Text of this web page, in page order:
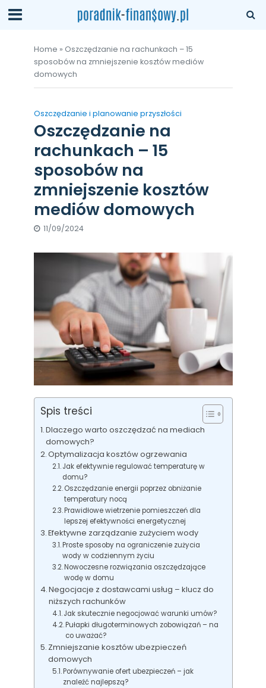
Home » Oszczędzanie na rachunkach – 15
sposobów na zmniejszenie kosztów mediów
domowych
Oszczędzanie i planowanie przyszłości
Oszczędzanie na
rachunkach – 15
sposobów na
zmniejszenie kosztów
mediów domowych
11/09/2024
Spis treści
Dlaczego warto oszczędzać na mediach
domowych?
Optymalizacja kosztów ogrzewania
Jak efektywnie regulować temperaturę w
domu?
Oszczędzanie energii poprzez obniżanie
temperatury nocą
Prawidłowe wietrzenie pomieszczeń dla
lepszej efektywności energetycznej
Efektywne zarządzanie zużyciem wody
Proste sposoby na ograniczenie zużycia
wody w codziennym życiu
Nowoczesne rozwiązania oszczędzające
wodę w domu
Negocjacje z dostawcami usług – klucz do
niższych rachunków
Jak skutecznie negocjować warunki umów?
Pułapki długoterminowych zobowiązań – na
co uważać?
Zmniejszanie kosztów ubezpieczeń
domowych
Porównywanie ofert ubezpieczeń – jak
znaleźć najlepszą?